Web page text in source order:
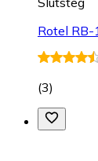
Rotel
(3)